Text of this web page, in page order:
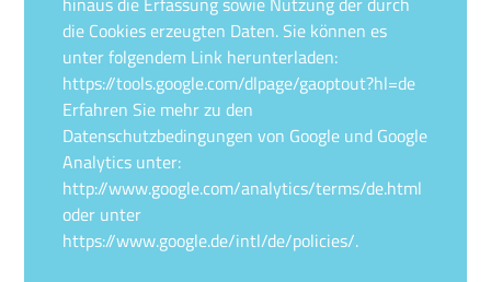
die Cookies erzeugten Daten. Sie können es
unter folgendem Link herunterladen:
https://tools.google.com/dlpage/gaoptout?hl=de
Erfahren Sie mehr zu den
Datenschutzbedingungen von Google und Google
Analytics unter:
http://www.google.com/analytics/terms/de.html
oder unter
https://www.google.de/intl/de/policies/.